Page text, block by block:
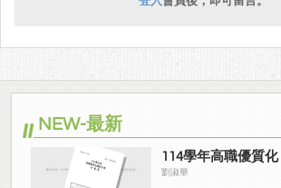
NEW-最新
114學年高職優質化
劉淑華